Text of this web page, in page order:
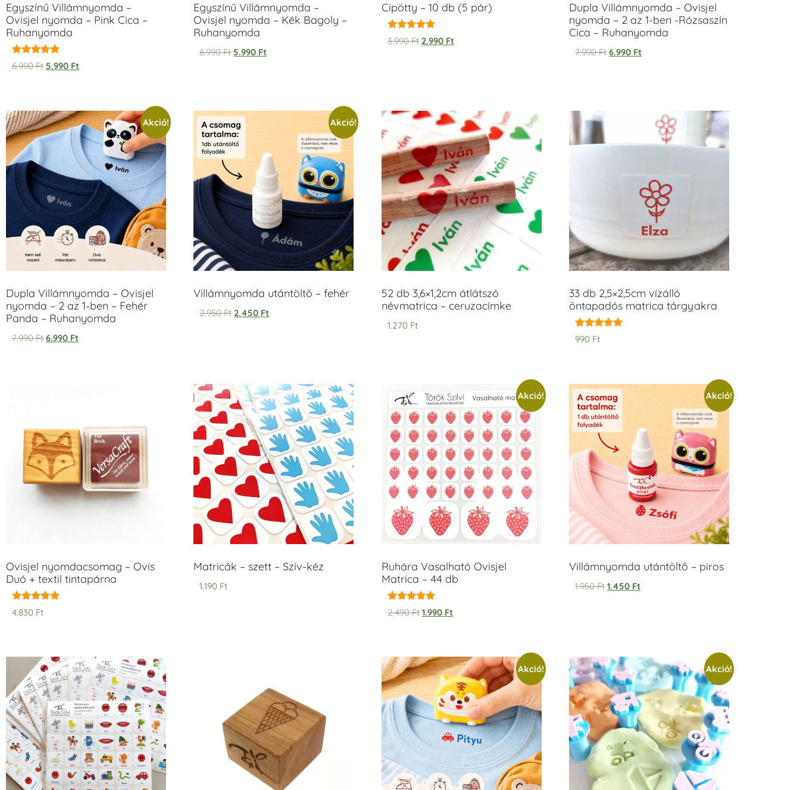
Egyszínű Villámnyomda –
Ovisjel nyomda – Pink Cica –
Ruhanyomda
Értékelés:
5.00
6.990Ft 5.990 Ft
Egyszínű Villámnyomda –
Ovisjel nyomda – Kék Bagoly –
Ruhanyomda
6.990Ft 5.990 Ft
Cipötty – 10 db (5 pár)
Értékelés:
5.00
3.990Ft 2.990 Ft
Dupla Villámnyomda – Ovisjel
nyomda – 2 az 1-ben -Rózsaszín
Cica – Ruhanyomda
7.990Ft 6.990 Ft
Akció!
Dupla Villámnyomda – Ovisjel
nyomda – 2 az 1-ben – Fehér
Panda – Ruhanyomda
7.990Ft 6.990 Ft
Akció!
Villámnyomda utántöltő – fehér
2.950Ft 2.450 Ft
52 db 3,6×1,2cm átlátszó
névmatrica – ceruzacímke
1.270 Ft
33 db 2,5×2,5cm vízálló
öntapadós matrica tárgyakra
Értékelés:
5.00
990 Ft
Ovisjel nyomdacsomag – Ovis
Duó + textil tintapárna
Értékelés:
5.00
4.830 Ft
Matricák – szett – Szív-kéz
1.190 Ft
Akció!
Ruhára Vasalható Ovisjel
Matrica – 44 db
Értékelés:
5.00
2.490Ft 1.990 Ft
Akció!
Villámnyomda utántöltő – piros
1.950Ft 1.450 Ft
Akció! Akció!